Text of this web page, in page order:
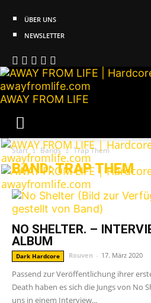
ÜBER UNS
NEWSLETTER
AWAY FROM LIFE
Start Bands Trap Them
BAND: TRAP THEM
NO SHELTER. –
ALBUM
Dark Hardcore Rouven - 17. März 2020
Passend zur Veröffentlichung ihrer
Death haben es sich die Jungs von No
uns in einem Interview...